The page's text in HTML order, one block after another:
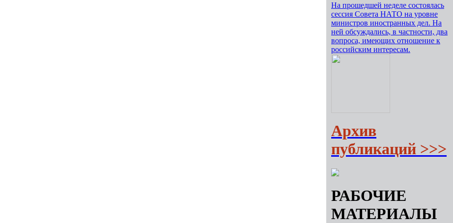
На прошедшей неделе состоялась
сессия Совета НАТО на уровне
министров иностранных дел. На
ней обсуждались, в частности, два
вопроса, имеющих отношение к
российским интересам.
Архив
публикаций >>>
РАБОЧИЕ
МАТЕРИАЛЫ